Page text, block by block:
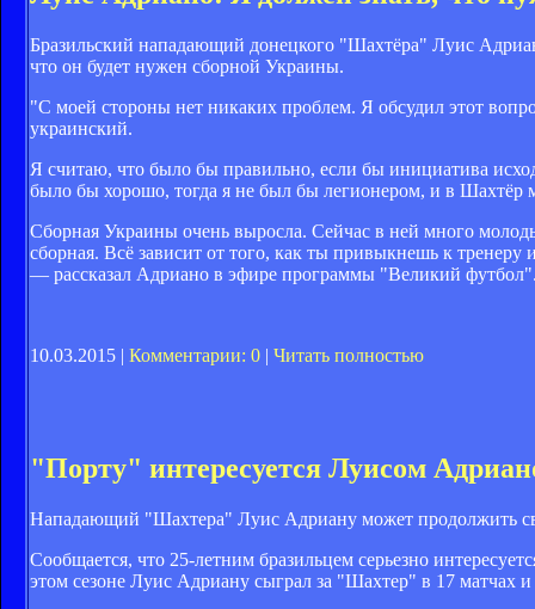
Бразильский нападающий донецкого "Шахтёра" Луис
что он будет нужен сборной Украины.
"С моей стороны нет никаких проблем. Я обсудил этот
украинский.
Я считаю, что было бы правильно, если бы инициатива
было бы хорошо, тогда я не был бы легионером, и в Шахтёр
Сборная Украины очень выросла. Сейчас в ней много
сборная. Всё зависит от того, как ты привыкнешь к
— рассказал Адриано в эфире программы "Великий
10.03.2015 | Комментарии: 0 | Читать полностью
"Порту" интересуется Луисом
Нападающий "Шахтера" Луис Адриану может продолжить
Сообщается, что 25-летним бразильцем серьезно
этом сезоне Луис Адриану сыграл за "Шахтер" в 17 матчах и